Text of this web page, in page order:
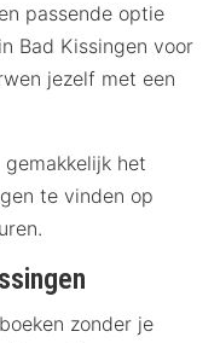
passende optie
Bad Kissingen voor
jezelf met een
het
te vinden op
zonder je